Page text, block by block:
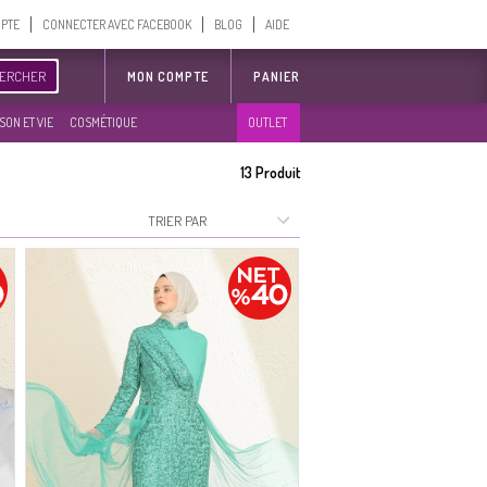
CONNECTER AVEC FACEBOOK BLOG AIDE
MON COMPTE PANIER
ET VIE COSMÉTIQUE OUTLET
13Produit